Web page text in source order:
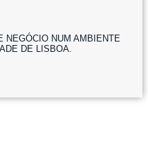
NEGÓCIO NUM AMBIENTE
DE LISBOA.